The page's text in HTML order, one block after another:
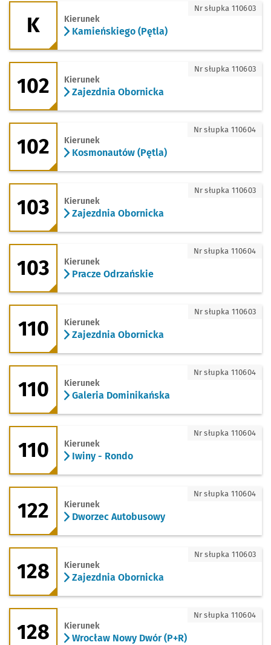
K - kierunek Kamieńskiego (Pętla)
K Kierunek
Kamieńskiego (Pętla)
Nr słupka 110603
102 - kierunek Zajezdnia Obornicka
102 Kierunek
Zajezdnia Obornicka
Nr słupka 110603
102 - kierunek Kosmonautów (Pętla)
102 Kierunek
Kosmonautów (Pętla)
Nr słupka 110604
103 - kierunek Zajezdnia Obornicka
103 Kierunek
Zajezdnia Obornicka
Nr słupka 110603
103 - kierunek Pracze Odrzańskie
103 Kierunek
Pracze Odrzańskie
Nr słupka 110604
110 - kierunek Zajezdnia Obornicka
110 Kierunek
Zajezdnia Obornicka
Nr słupka 110603
110 - kierunek Galeria Dominikańska
110 Kierunek
Galeria Dominikańska
Nr słupka 110604
110 - kierunek Iwiny - Rondo
110 Kierunek
Iwiny - Rondo
Nr słupka 110604
122 - kierunek Dworzec Autobusowy
122 Kierunek
Dworzec Autobusowy
Nr słupka 110604
128 - kierunek Zajezdnia Obornicka
128 Kierunek
Zajezdnia Obornicka
Nr słupka 110603
128 - kierunek Wrocław Nowy Dwór
128 Kierunek
Wrocław Nowy Dwór (P+R)
Nr słupka 110604